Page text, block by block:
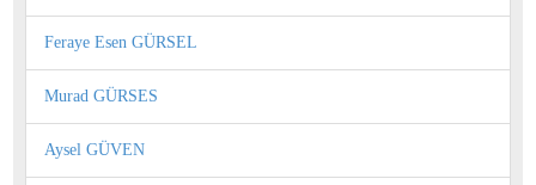
Feraye Esen GÜRSEL
Murad GÜRSES
Aysel GÜVEN